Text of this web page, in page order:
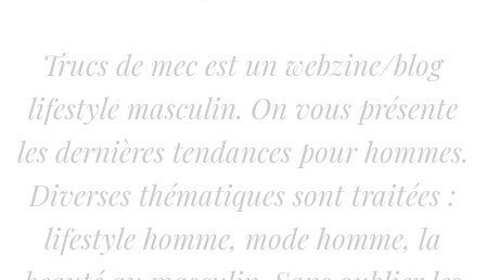
Trucs de mec est un webzine/blog
lifestyle masculin. On vous présente
les dernières tendances pour hommes.
Diverses thématiques sont traitées :
lifestyle homme, mode homme, la